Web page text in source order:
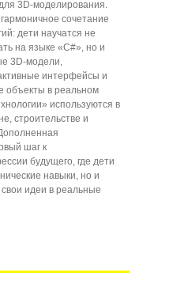
3D-моделирования.
сочетание
дети научатся не
на языке «C#», но и
3D-модели,
интерфейсы и
объекты в реальном
используются в
строительстве и
шаг к
будущего, где дети
навыки, но и
идеи в реальные